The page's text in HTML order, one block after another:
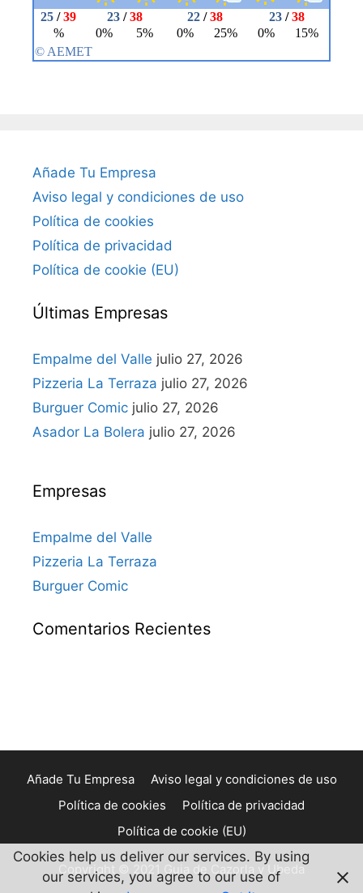
Añade Tu Empresa
Aviso legal y condiciones de uso
Política de cookies
Política de privacidad
Política de cookie (EU)
Últimas Empresas
Empalme del Valle julio 27, 2026
Pizzeria La Terraza julio 27, 2026
Burguer Comic julio 27, 2026
Asador La Bolera julio 27, 2026
Empresas
Empalme del Valle
Pizzeria La Terraza
Burguer Comic
Comentarios Recientes
Añade Tu Empresa
Aviso legal y condiciones de uso
Política de cookies
Política de privacidad
Política de cookie (EU)
Copyright © 2021 Guia de Cazorla y Ubeda
Cookies help us deliver our services. By using
our services, you agree to our use of